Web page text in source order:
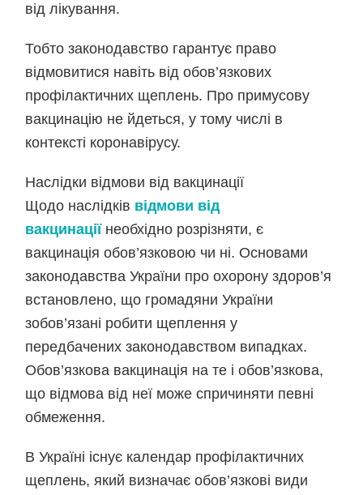
від лікування.
Тобто законодавство гарантує право
відмовитися навіть від обов’язкових
профілактичних щеплень. Про примусову
вакцинацію не йдеться, у тому числі в
контексті коронавірусу.
Наслідки відмови від вакцинації
Щодо наслідків відмови від
вакцинації необхідно розрізняти, є
вакцинація обов’язковою чи ні. Основами
законодавства України про охорону здоров’я
встановлено, що громадяни України
зобов’язані робити щеплення у
передбачених законодавством випадках.
Обов’язкова вакцинація на те і обов’язкова,
що відмова від неї може спричиняти певні
обмеження.
В Україні існує календар профілактичних
щеплень, який визначає обов’язкові види